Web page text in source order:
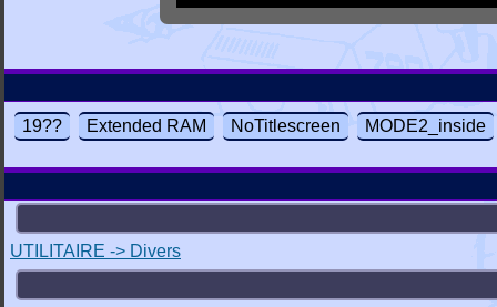
19?? Extended RAM NoTitlescreen MODE2_inside
UTILITAIRE -> Divers